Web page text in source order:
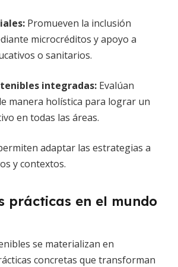
: Promueven la inclusión
microcréditos y apoyo a
o sanitarios.
integradas: Evalúan
manera holística para lograr un
en todas las áreas.
adaptar las estrategias a
y contextos.
prácticas en el mundo
se materializan en
concretas que transforman